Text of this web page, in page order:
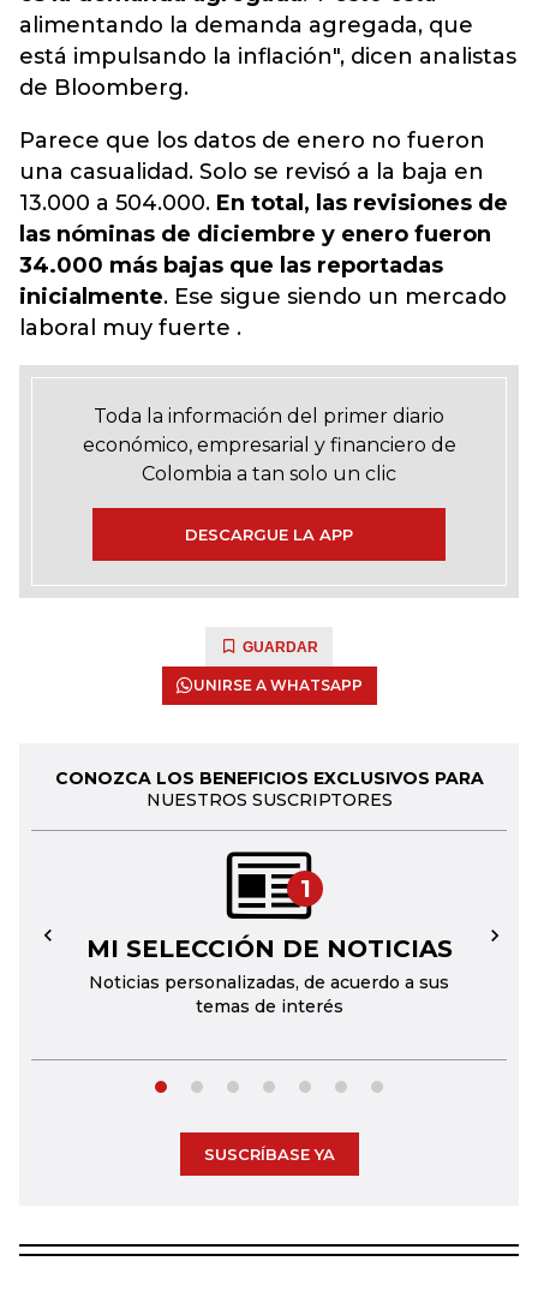
alimentando la demanda agregada, que
está impulsando la inflación", dicen analistas
de Bloomberg.
Parece que los datos de enero no fueron
una casualidad. Solo se revisó a la baja en
13.000 a 504.000. En total, las revisiones de
las nóminas de diciembre y enero fueron
34.000 más bajas que las reportadas
inicialmente. Ese sigue siendo un mercado
laboral muy fuerte .
Toda la información del primer diario
económico, empresarial y financiero de
Colombia a tan solo un clic
DESCARGUE LA APP
GUARDAR
UNIRSE A WHATSAPP
CONOZCA LOS BENEFICIOS EXCLUSIVOS PARA
NUESTROS SUSCRIPTORES
1
MI SELECCIÓN DE NOTICIAS
Noticias personalizadas, de acuerdo a sus
temas de interés
← →
SUSCRÍBASE YA